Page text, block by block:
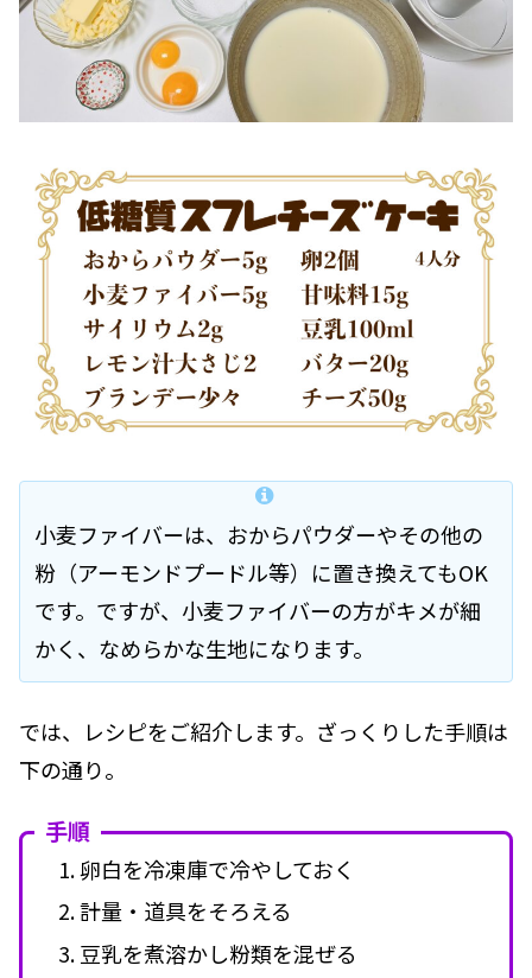
小麦ファイバーは、おからパウダーやその他の
粉（アーモンドプードル等）に置き換えてもOK
です。ですが、小麦ファイバーの方がキメが細
かく、なめらかな生地になります。
では、レシピをご紹介します。ざっくりした手順は
下の通り。
手順
卵白を冷凍庫で冷やしておく
計量・道具をそろえる
豆乳を煮溶かし粉類を混ぜる